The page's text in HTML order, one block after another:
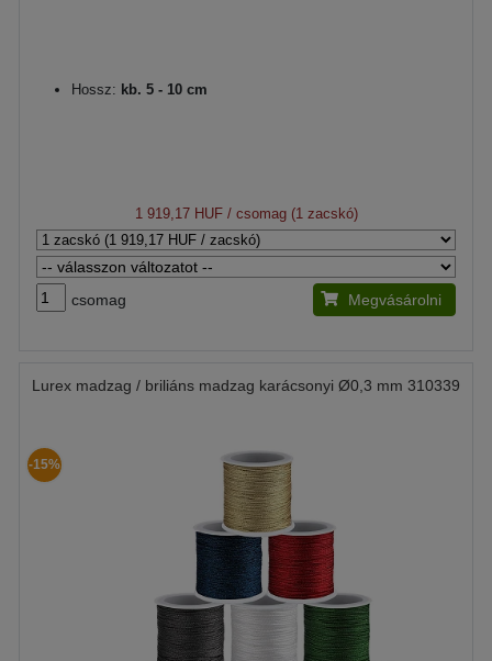
Hossz: kb. 5 - 10 cm
1 919,17 HUF/ csomag (1 zacskó)
csomag Megvásárolni
Lurex madzag / briliáns madzag karácsonyi Ø0,3 mm 310339
-15%